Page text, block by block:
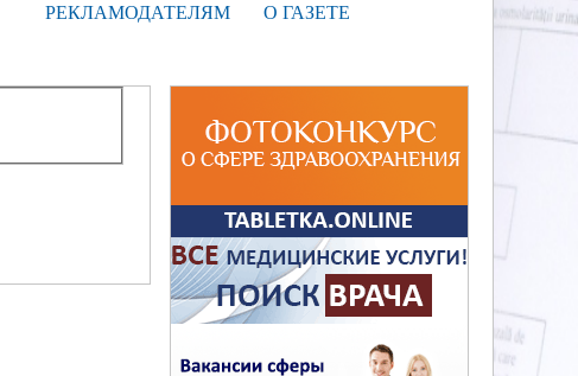
РЕКЛАМОДАТЕЛЯМ О ГАЗЕТЕ